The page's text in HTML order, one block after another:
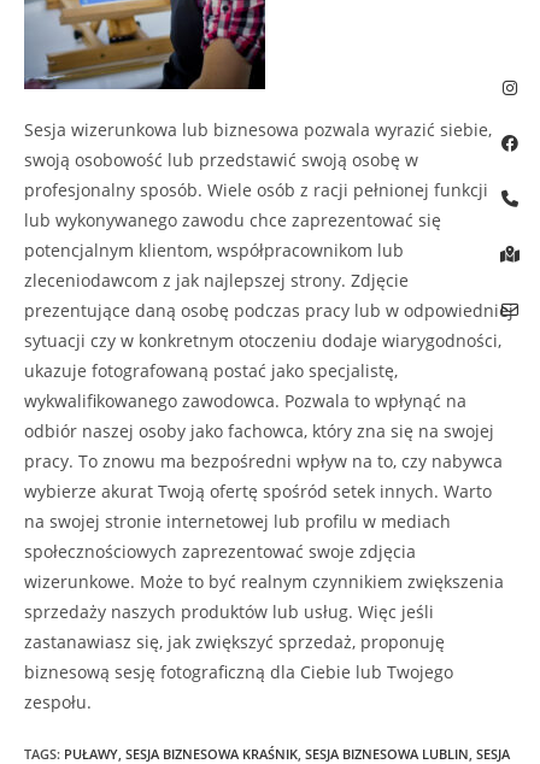
Sesja wizerunkowa lub biznesowa pozwala wyrazić siebie,
swoją osobowość lub przedstawić swoją osobę w
profesjonalny sposób. Wiele osób z racji pełnionej funkcji
lub wykonywanego zawodu chce zaprezentować się
potencjalnym klientom, współpracownikom lub
zleceniodawcom z jak najlepszej strony. Zdjęcie
prezentujące daną osobę podczas pracy lub w odpowiedniej
sytuacji czy w konkretnym otoczeniu dodaje wiarygodności,
ukazuje fotografowaną postać jako specjalistę,
wykwalifikowanego zawodowca. Pozwala to wpłynąć na
odbiór naszej osoby jako fachowca, który zna się na swojej
pracy. To znowu ma bezpośredni wpływ na to, czy nabywca
wybierze akurat Twoją ofertę spośród setek innych. Warto
na swojej stronie internetowej lub profilu w mediach
społecznościowych zaprezentować swoje zdjęcia
wizerunkowe. Może to być realnym czynnikiem zwiększenia
sprzedaży naszych produktów lub usług. Więc jeśli
zastanawiasz się, jak zwiększyć sprzedaż, proponuję
biznesową sesję fotograficzną dla Ciebie lub Twojego
zespołu.
TAGS: PUŁAWY, SESJA BIZNESOWA KRAŚNIK, SESJA BIZNESOWA LUBLIN, SESJA